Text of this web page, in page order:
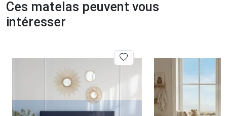
Ces matelas peuvent vous
intéresser